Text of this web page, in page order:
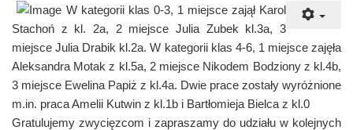
W kategorii klas 0-3, 1 miejsce zajął Karol
Stachoń z kl. 2a, 2 miejsce Julia Zubek kl.3a, 3
miejsce Julia Drabik kl.2a. W kategorii klas 4-6, 1 miejsce zajęła
Aleksandra Motak z kl.5a, 2 miejsce Nikodem Bodziony z kl.4b,
3 miejsce Ewelina Papiż z kl.4a. Dwie prace zostały wyróżnione
m.in. praca Amelii Kutwin z kl.1b i Bartłomieja Bielca z kl.0
Gratulujemy zwycięzcom i zapraszamy do udziału w kolejnych